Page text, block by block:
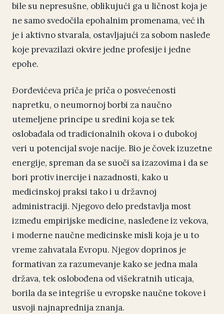
bile su nepresušne, oblikujući ga u ličnost koja je
ne samo svedočila epohalnim promenama, već ih
je i aktivno stvarala, ostavljajući za sobom nasleđe
koje prevazilazi okvire jedne profesije i jedne
epohe.
Đorđevićeva priča je priča o posvećenosti
napretku, o neumornoj borbi za naučno
utemeljene principe u sredini koja se tek
oslobađala od tradicionalnih okova i o dubokoj
veri u potencijal svoje nacije. Bio je čovek izuzetne
energije, spreman da se suoči sa izazovima i da se
bori protiv inercije i nazadnosti, kako u
medicinskoj praksi tako i u državnoj
administraciji. Njegovo delo predstavlja most
između empirijske medicine, nasleđene iz vekova,
i moderne naučne medicinske misli koja je u to
vreme zahvatala Evropu. Njegov doprinos je
formativan za razumevanje kako se jedna mala
država, tek oslobođena od višekratnih uticaja,
borila da se integriše u evropske naučne tokove i
usvoji najnaprednija znanja.